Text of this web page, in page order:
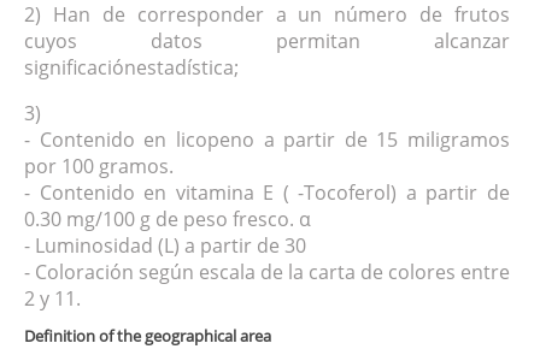
2) Han de corresponder a un número de frutos
cuyos datos permitan alcanzar
significaciónestadística;
3)
- Contenido en licopeno a partir de 15 miligramos
por 100 gramos.
- Contenido en vitamina E ( -Tocoferol) a partir de
0.30 mg/100 g de peso fresco. α
- Luminosidad (L) a partir de 30
- Coloración según escala de la carta de colores entre
2 y 11.
Definition of the geographical area